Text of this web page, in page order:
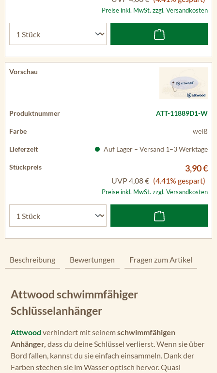
Preise inkl. MwSt. zzgl. Versandkosten
ATT-11889D1-W
weiß
Auf Lager – Versand 1–3 Werktage
3,90 €
UVP4,08 € (4.41% gespart)
Preise inkl. MwSt. zzgl. Versandkosten
Beschreibung Bewertungen Fragen zum Artikel
Attwood schwimmfähiger
Schlüsselanhänger
Attwood verhindert mit seinemschwimmfähigen
Anhänger, dass du deine Schlüssel verlierst. Wenn sie über
Bord fallen, kannst du sie einfach einsammeln. Dank der
Farben stechen sie im Wasser optisch hervor. Quasi